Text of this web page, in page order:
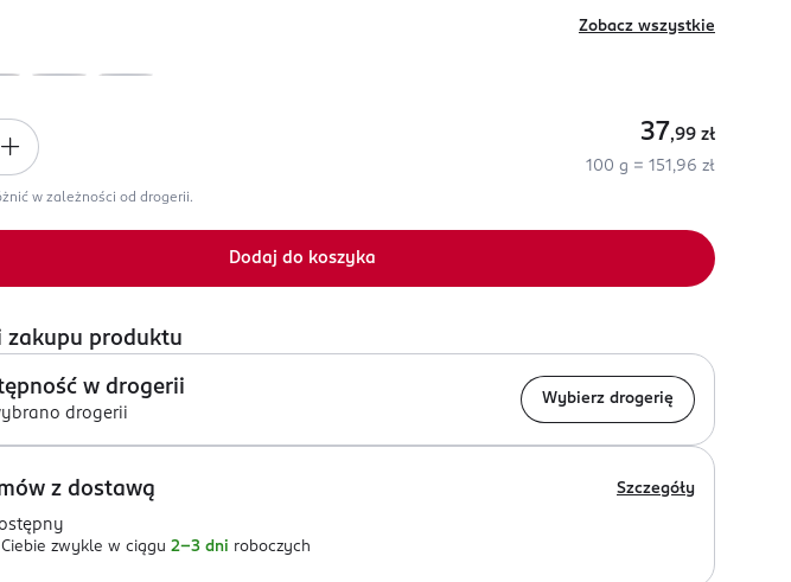
Zobacz wszystkie
37,99 zł
100 g = 151,96 zł
w zależności od drogerii.
Dodaj do koszyka
zakupu produktu
w drogerii
drogerii
Wybierz drogerię
z dostawą Szczegóły
Ciebie zwykle w ciągu 2-3 dni roboczych